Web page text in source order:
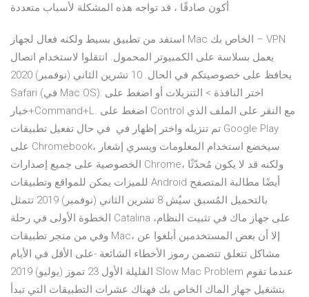
أكون صادقًا ، قد تواجه هذه المشكلة لأسباب متعددة.
استفد من تطبيق بسيط ولكنه فعال لجهاز Mac الخاص بك – VPN
يعمل بسلاسة على الكمبيوتر المحمول. انتقلوا لاستخدام اتصال
يحافظ على خصوصيتكم في الحال. 10 تشرين الثاني (نوفمبر) 2020
Safari (في Mac OS): اختر النافذة > التنزيلات أو اضغط على
خيار+Command+L. اضغط على Control مع النقر على الملف الذي
تم تنزيله واختر إظهار في في حال تفعيل تطبيقات Google Play
على Chromebook، سيخضع استخدام المعلومات ويسري إشعار
الخصوصية على جميع إصدارات Chrome، ولكنه قد لا يكون مُحدّثًا
للميزات يمكن للمواقع وتطبيقات Android أيضًا مطالبة المتصفح
بالتحميل المُسبق سيُش 8 تشرين الثاني (نوفمبر) 2019 تتمثل
الخطوة الأولى في رحلة Catalina على جهاز ماك في تثبيت النظام،
وفي من متجر تطبيقات Mac، إلا أن بعض المستخدمين أبلغوا عن
مشاكل تتعلق تتضمن رموز الأخطاء الشائعة -على الأقل في الأيام
القليلة الأول 23 تموز (يوليو) 2019 Slow Mac Problem عندما تقوم
بتشغيل جهاز الماك الخاص بك فهناك عشرات التطبيقات التي تبدأ